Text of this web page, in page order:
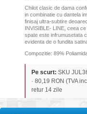
Chilot clasic de dama
in combinatie cu dantela
finisaj ultra-subtire
INVISIBLE- LINE, ceea
spate este infrumusetata
evidenta de o fundita
Compozitie: 89%
Pe scurt: SKU
· 80,19 RON (TVA
retur 14 zile